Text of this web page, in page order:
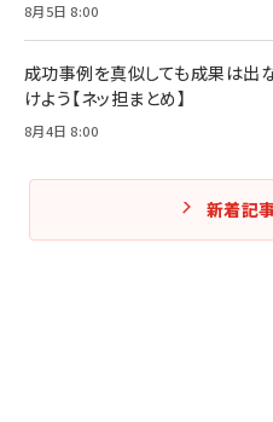
8月5日 8:00
成功事例を真似しても成果は出
けよう【ネッ担まとめ】
8月4日 8:00
新着記